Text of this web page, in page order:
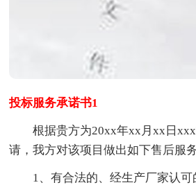
投标服务承诺书1
根据贵方为20xx年xx月xx日xxx
请，我方对该项目做出如下售后服
1、有合法的、经生产厂家认可